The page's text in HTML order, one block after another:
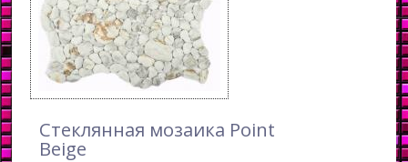
Стеклянная мозаика Point
Beige